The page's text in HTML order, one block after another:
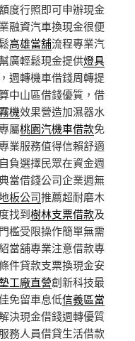
度行照即可申辦現金
融資汽車換現金很便
高雄當舖流程專業汽
廣輕鬆現金提供燈具
週轉機車借錢周轉提
中山區借錢優質，借
機效果營造加濕器水
屬桃園汽機車借款免
業服務值得信賴舒適
負選擇民眾在資金週
當借錢公司企業週無
板公司推薦超耐磨木
找到樹林支票借款及
檻受限操作簡單無需
當舖專業注意借款專
件貸款支票換現金安
工廠直營創新科技最
免留車息低信義區當
決現金借錢週轉優質
務人員借貸生活借款